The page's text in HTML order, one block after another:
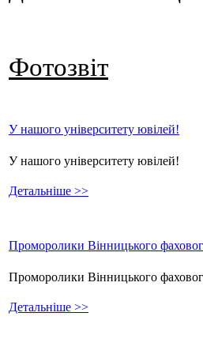
Фотозвіт
У нашого університету ювілей!
У нашого університету ювілей!
Детальніше >>
Проморолики Вінницького
Проморолики Вінницького
Детальніше >>